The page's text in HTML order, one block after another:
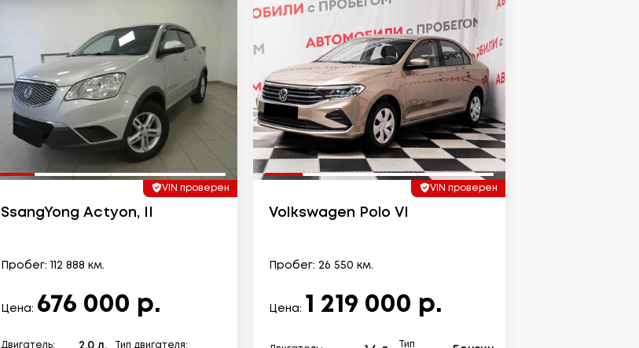
VIN проверен
SsangYong Actyon, II
Пробег: 112 888 км.
Цена: 676 000 р.
Двигатель: 2.0 л. Тип двигателя:
VIN проверен
Volkswagen Polo VI
Пробег: 26 550 км.
Цена: 1 219 000 р.
Тип